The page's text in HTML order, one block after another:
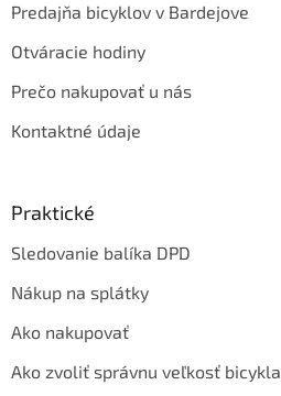
Predajňa bicyklov v Bardejove
Otváracie hodiny
Prečo nakupovať u nás
Kontaktné údaje
Praktické
Sledovanie balíka DPD
Nákup na splátky
Ako nakupovať
Ako zvoliť správnu veľkosť bicykla